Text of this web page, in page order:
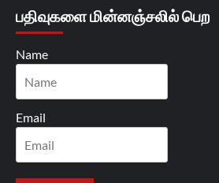
பதிவுகளை மின்னஞ்சலில் பெற
Name
Email